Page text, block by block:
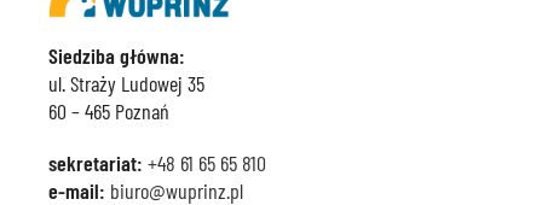
Siedziba główna:
ul. Straży Ludowej 35
60 – 465 Poznań
sekretariat: +48 61 65 65 810
e-mail: biuro@wuprinz.pl